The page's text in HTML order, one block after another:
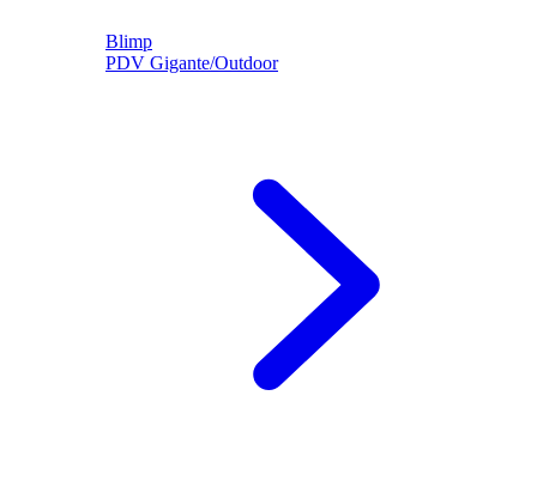
Blimp
PDV Gigante/Outdoor